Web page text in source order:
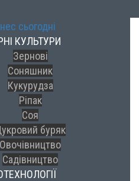
КУЛЬТУРИ
Зернові
Соняшник
Кукурудза
Ріпак
Соя
буряк
Овочівництво
Садівництво